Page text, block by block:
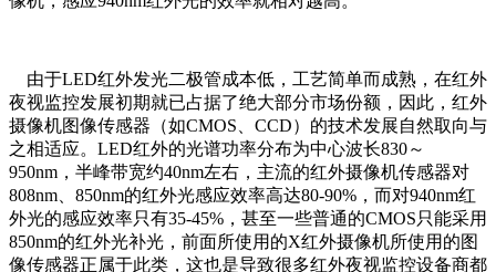
由于LED红外发光二极管成本低，工艺简单而成熟，在红外
夜视监控发展初期就已占据了绝大部分市场份额，因此，红外
摄像机图像传感器（如CMOS、CCD）的技术发展自然取向与
之相适应。LED红外的光谱功率分布为中心波长830～
950nm，半峰带宽约40nm左右，主流的红外摄像机传感器对
808nm、850nm的红外光感应效率高达80-90%，而对940nm红
外光的感应效率只有35-45%，甚至一些普通的CMOS只能采用
850nm的红外光补光，前面所使用的X红外摄像机所使用的图
像传感器正属于此类，这也是导致很多红外夜视监控设备商都